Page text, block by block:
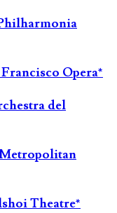
Opera*
del
Theatre*